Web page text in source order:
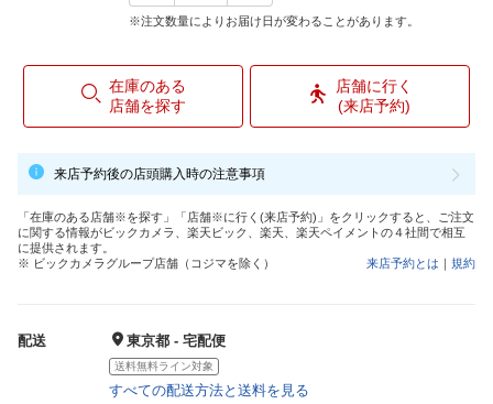
※注文数量によりお届け日が変わることがあります。
在庫のある
店舗を探す
店舗に行く
(来店予約)
来店予約後の店頭購入時の注意事項
「在庫のある店舗※を探す」「店舗※に行く(来店予約)」をクリックすると、ご注文
に関する情報がビックカメラ、楽天ビック、楽天、楽天ペイメントの４社間で相互
に提供されます。
※ ビックカメラグループ店舗（コジマを除く）
来店予約とは ｜ 規約
配送 東京都 - 宅配便
送料無料ライン対象
すべての配送方法と送料を見る